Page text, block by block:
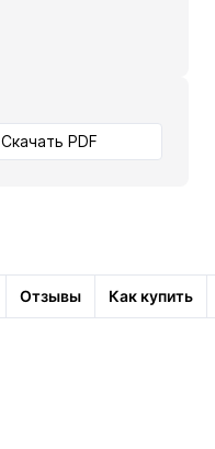
Скачать PDF
Отзывы Как купить